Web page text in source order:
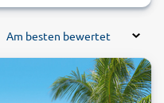
Am besten bewertet